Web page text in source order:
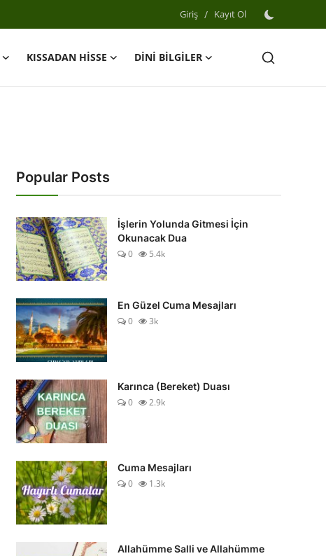
Giriş / Kayıt Ol
KISSADAN HİSSE
DİNİ BİLGİLER
Popular Posts
İşlerin Yolunda Gitmesi İçin
Okunacak Dua
0
5.4k
En Güzel Cuma Mesajları
0
3k
Karınca (Bereket) Duası
0
2.9k
Cuma Mesajları
0
1.3k
Allahümme Salli ve Allahümme